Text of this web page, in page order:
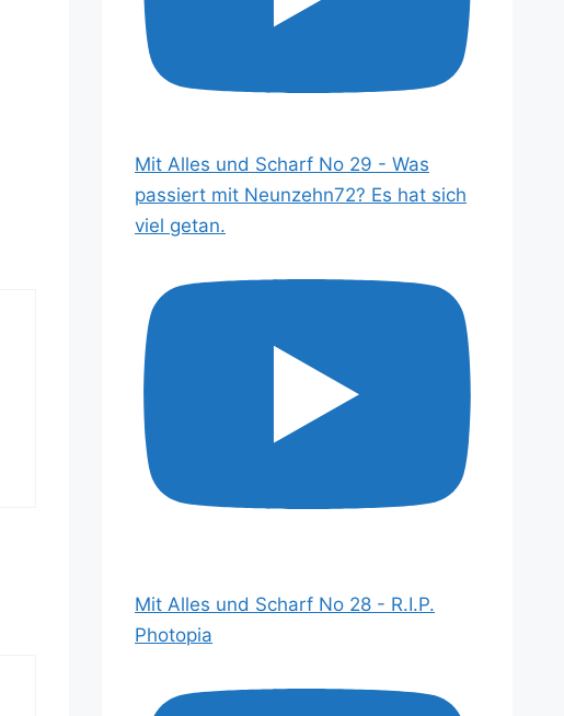
Mit Alles und Scharf No 29 - Was
passiert mit Neunzehn72? Es hat sich
viel getan.
Mit Alles und Scharf No 28 - R.I.P.
Photopia